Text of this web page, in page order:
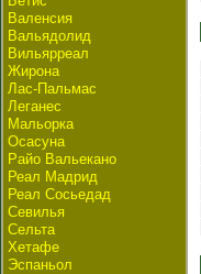
Валенсия
Вальядолид
Вильярреал
Жирона
Лас-Пальмас
Леганес
Мальорка
Осасуна
Райо Вальекано
Реал Мадрид
Реал Сосьедад
Севилья
Сельта
Хетафе
Эспаньол